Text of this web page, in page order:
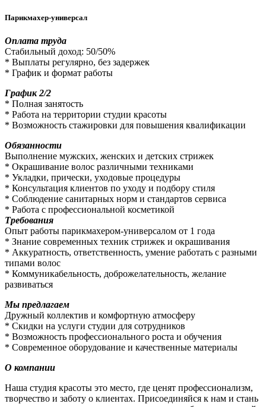
Парикмахер-универсал
Оплата труда
Стабильный доход: 50/50%
* Выплаты регулярно, без задержек
* График и формат работы
График 2/2
* Полная занятость
* Работа на территории студии красоты
* Возможность стажировки для повышения квалификации
Обязанности
Выполнение мужских, женских и детских стрижек
* Окрашивание волос различными техниками
* Укладки, прически, уходовые процедуры
* Консультация клиентов по уходу и подбору стиля
* Соблюдение санитарных норм и стандартов сервиса
* Работа с профессиональной косметикой
Требования
Опыт работы парикмахером-универсалом от 1 года
* Знание современных техник стрижек и окрашивания
* Аккуратность, ответственность, умение работать с разными
типами волос
* Коммуникабельность, доброжелательность, желание
развиваться
Мы предлагаем
Дружный коллектив и комфортную атмосферу
* Скидки на услуги студии для сотрудников
* Возможность профессионального роста и обучения
* Современное оборудование и качественные материалы
О компании
Наша студия красоты это место, где ценят профессионализм,
творчество и заботу о клиентах. Присоединяйся к нам и стань